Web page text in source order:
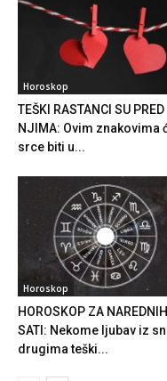
Horoskop
TEŠKI RASTANCI SU PRED
NJIMA: Ovim znakovima
srce biti u...
Horoskop
HOROSKOP ZA
SATI: Nekome ljubav iz
drugima teški...